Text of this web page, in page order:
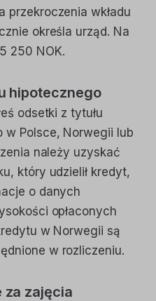
przekroczenia wkładu
określa urząd. Na
250 NOK.
hipotecznego
odsetki z tytułu
w Polsce, Norwegii lub
należy uzyskać
który udzielił kredyt,
o danych
opłaconych
w Norwegii są
w rozliczeniu.
za zajęcia